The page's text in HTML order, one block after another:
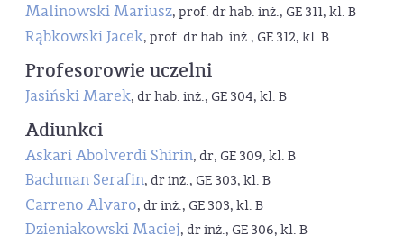
Malinowski Mariusz, prof. dr hab. inż., GE 311, kl. B
Rąbkowski Jacek, prof. dr hab. inż., GE 312, kl. B
Profesorowie uczelni
Jasiński Marek, dr hab. inż., GE 304, kl. B
Adiunkci
Askari Abolverdi Shirin, dr, GE 309, kl. B
Bachman Serafin, dr inż., GE 303, kl. B
Carreno Alvaro, dr inż., GE 303, kl. B
Dzieniakowski Maciej, dr inż., GE 306, kl. B